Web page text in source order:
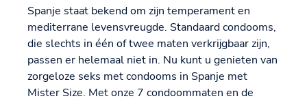
Spanje staat bekend om zijn temperament en
mediterrane levensvreugde. Standaard condooms,
die slechts in één of twee maten verkrijgbaar zijn,
passen er helemaal niet in. Nu kunt u genieten van
zorgeloze seks met condooms in Spanje met
Mister Size. Met onze 7 condoommaten en de